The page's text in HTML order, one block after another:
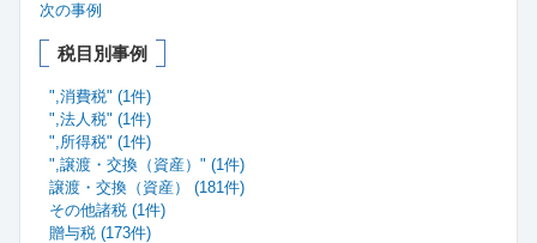
次の事例
税目別事例
",消費税" (1件)
",法人税" (1件)
",所得税" (1件)
",譲渡・交換（資産）" (1件)
譲渡・交換（資産） (181件)
その他諸税 (1件)
贈与税 (173件)